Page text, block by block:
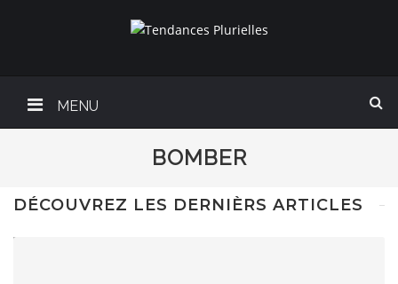
MENU
BOMBER
DÉCOUVREZ LES DERNIÈRS ARTICLES